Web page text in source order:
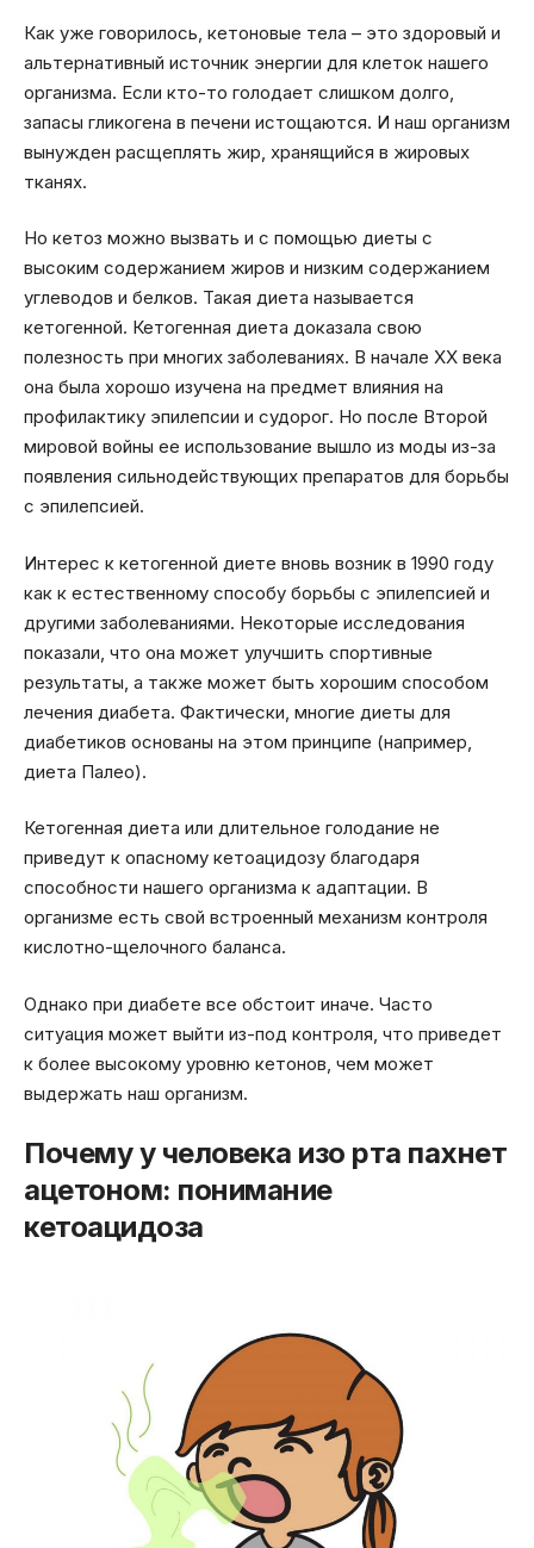
Как уже говорилось, кетоновые тела – это здоровый и
альтернативный источник энергии для клеток нашего
организма. Если кто-то голодает слишком долго,
запасы гликогена в печени истощаются. И наш организм
вынужден расщеплять жир, хранящийся в жировых
тканях.
Но кетоз можно вызвать и с помощью диеты с
высоким содержанием жиров и низким содержанием
углеводов и белков. Такая диета называется
кетогенной. Кетогенная диета доказала свою
полезность при многих заболеваниях. В начале XX века
она была хорошо изучена на предмет влияния на
профилактику эпилепсии и судорог. Но после Второй
мировой войны ее использование вышло из моды из-за
появления сильнодействующих препаратов для борьбы
с эпилепсией.
Интерес к кетогенной диете вновь возник в 1990 году
как к естественному способу борьбы с эпилепсией и
другими заболеваниями. Некоторые исследования
показали, что она может улучшить спортивные
результаты, а также может быть хорошим способом
лечения диабета. Фактически, многие диеты для
диабетиков основаны на этом принципе (например,
диета Палео).
Кетогенная диета или длительное голодание не
приведут к опасному кетоацидозу благодаря
способности нашего организма к адаптации. В
организме есть свой встроенный механизм контроля
кислотно-щелочного баланса.
Однако при диабете все обстоит иначе. Часто
ситуация может выйти из-под контроля, что приведет
к более высокому уровню кетонов, чем может
выдержать наш организм.
Почему у человека изо рта пахнет
ацетоном: понимание
кетоацидоза